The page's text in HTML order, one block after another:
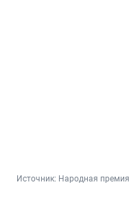
Источник: Народная